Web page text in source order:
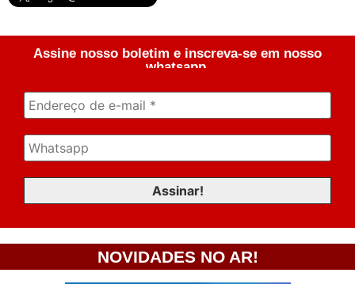
Assine nosso boletim e inscreva-se em nosso
whatsapp.
NOVIDADES NO AR!